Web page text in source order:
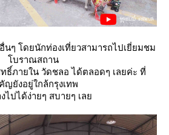
ๆ โดยนักท่องเที่ยวสามารถไปเยี่ยมชม
บราณสถาน
ภายใน วัดชลอ ได้ตลอดๆ เลยค่ะ ที่
ญยังอยู่ใกล้กรุงเทพ
ไปได้ง่ายๆ สบายๆ เล